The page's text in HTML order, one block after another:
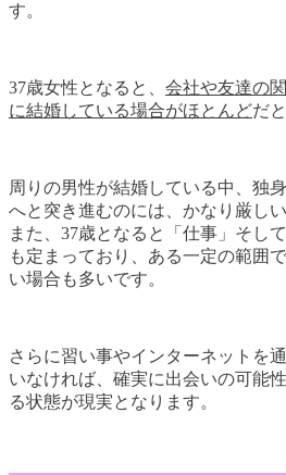
す。
37歳女性となると、 会社や友達の
に結婚している場合がほとんどだ
周りの男性が結婚している中、独
へと突き進むのには、かなり厳し
また、37歳となると「仕事」そし
も定まっており、ある一定の範囲
い場合も多いです。
さらに習い事やインターネットを
いなければ、確実に出会いの可能
る状態が現実となります。